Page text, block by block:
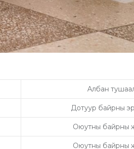
Албан
Дотуур байрны
Оюутны байрны
Оюутны байрны